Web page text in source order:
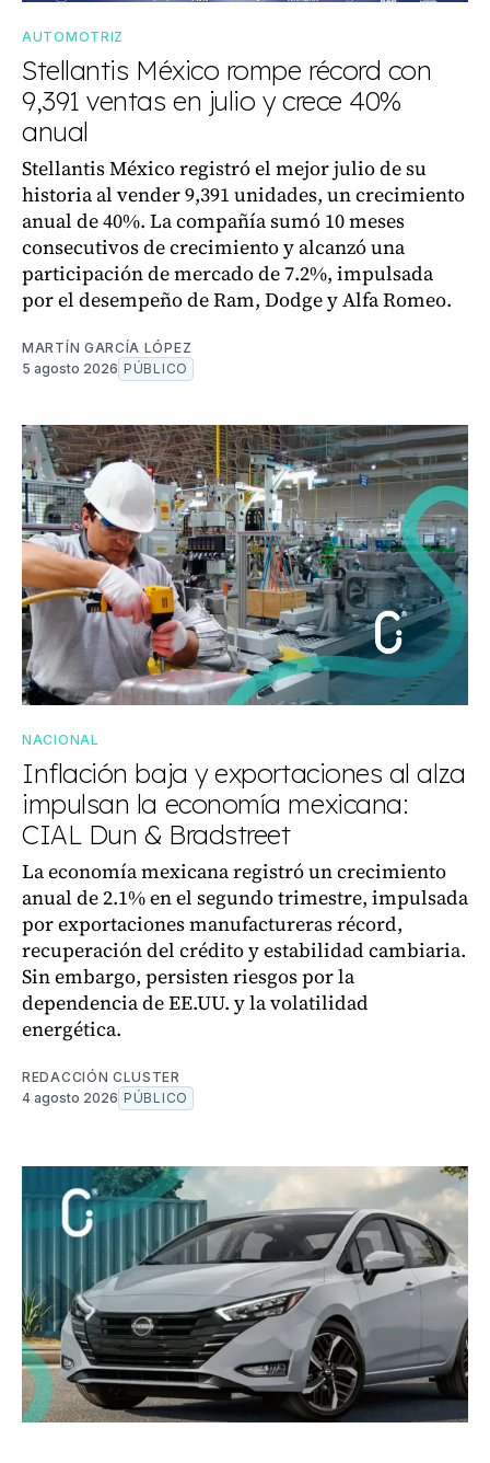
AUTOMOTRIZ
Stellantis México rompe récord con
9,391 ventas en julio y crece 40%
anual
Stellantis México registró el mejor julio de su
historia al vender 9,391 unidades, un crecimiento
anual de 40%. La compañía sumó 10 meses
consecutivos de crecimiento y alcanzó una
participación de mercado de 7.2%, impulsada
por el desempeño de Ram, Dodge y Alfa Romeo.
MARTÍN GARCÍA LÓPEZ
5 agosto 2026 PÚBLICO
NACIONAL
Inflación baja y exportaciones al alza
impulsan la economía mexicana:
CIAL Dun & Bradstreet
La economía mexicana registró un crecimiento
anual de 2.1% en el segundo trimestre, impulsada
por exportaciones manufactureras récord,
recuperación del crédito y estabilidad cambiaria.
Sin embargo, persisten riesgos por la
dependencia de EE.UU. y la volatilidad
energética.
REDACCIÓN CLUSTER
4 agosto 2026 PÚBLICO